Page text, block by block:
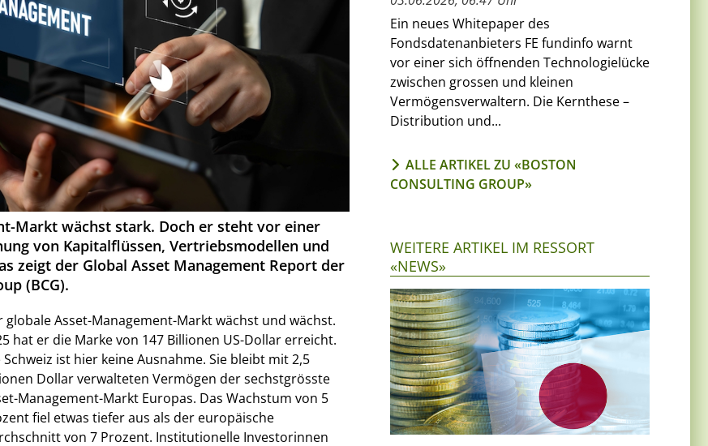
Markt wächst stark. Doch er steht vor einer
von Kapitalflüssen, Vertriebsmodellen und
zeigt der Global Asset Management Report der
(BCG).
globale Asset-Management-Markt wächst und wächst.
hat er die Marke von 147 Billionen US-Dollar erreicht.
Schweiz ist hier keine Ausnahme. Sie bleibt mit 2,5
Dollar verwalteten Vermögen der sechstgrösste
Management-Markt Europas. Das Wachstum von 5
fiel etwas tiefer aus als der europäische
von 7 Prozent. Institutionelle Investorinnen
Ein neues Whitepaper des
Fondsdatenanbieters FE fundinfo warnt
vor einer sich öffnenden Technologielücke
zwischen grossen und kleinen
Vermögensverwaltern. Die Kernthese –
Distribution und...
ALLE ARTIKEL ZU «BOSTON
CONSULTING GROUP»
WEITERE ARTIKEL IM RESSORT
«NEWS»